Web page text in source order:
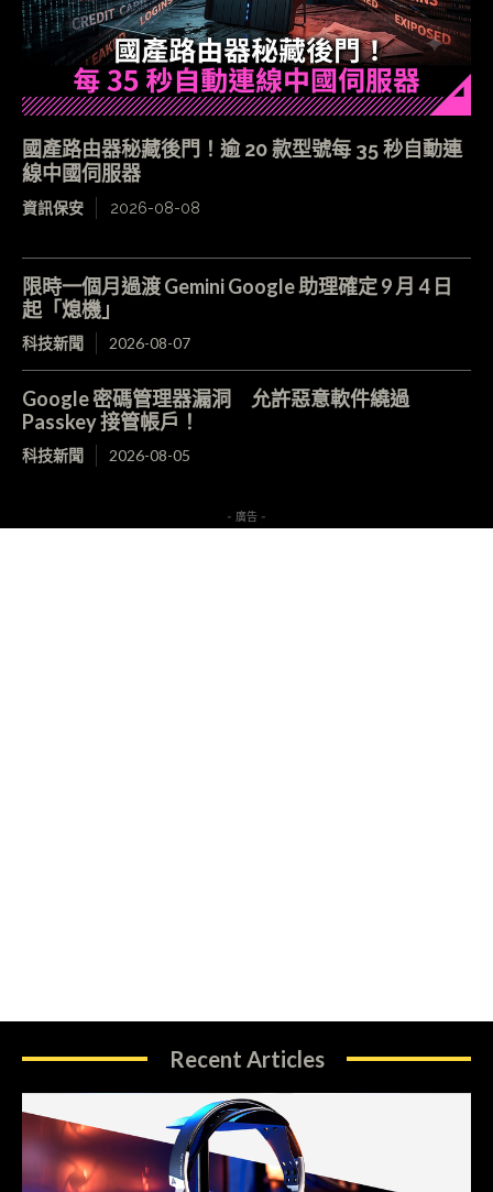
國產路由器秘藏後門！逾 20 款型號每 35 秒自動連
線中國伺服器
資訊保安 2026-08-08
限時一個月過渡 Gemini Google 助理確定 9 月 4 日
起「熄機」
科技新聞 2026-08-07
Google 密碼管理器漏洞 允許惡意軟件繞過
Passkey 接管帳戶！
科技新聞 2026-08-05
- 廣告 -
Recent Articles